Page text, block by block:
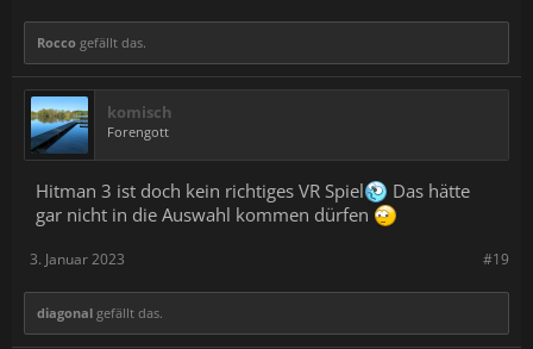
Rocco gefällt das.
komisch
Forengott
Hitman 3 ist doch kein richtiges VR Spiel
Das hätte
gar nicht in die Auswahl kommen dürfen
#19
3. Januar 2023
diagonal gefällt das.